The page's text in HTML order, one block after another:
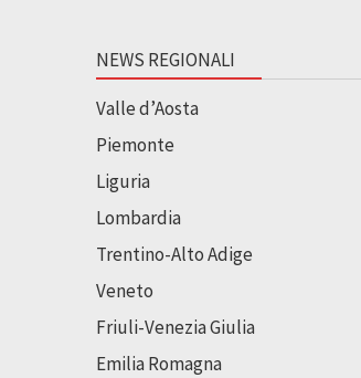
NEWS REGIONALI
Valle d’Aosta
Piemonte
Liguria
Lombardia
Trentino-Alto Adige
Veneto
Friuli-Venezia Giulia
Emilia Romagna